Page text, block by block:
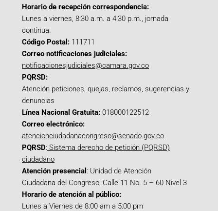
Horario de recepción correspondencia:
Lunes a viernes, 8:30 a.m. a 4:30 p.m., jornada
continua.
Código Postal: 111711
Correo notificaciones judiciales:
notificacionesjudiciales@camara.gov.co
PQRSD:
Atención peticiones, quejas, reclamos, sugerencias y
denuncias
Línea Nacional Gratuita: 018000122512
Correo electrónico:
atencionciudadanacongreso@senado.gov.co
PQRSD: Sistema derecho de petición (PQRSD)
ciudadano
Atención presencial : Unidad de Atención
Ciudadana del Congreso, Calle 11 No. 5 – 60 Nivel 3
Horario de atención al público:
Lunes a Viernes de 8:00 am a 5:00 pm